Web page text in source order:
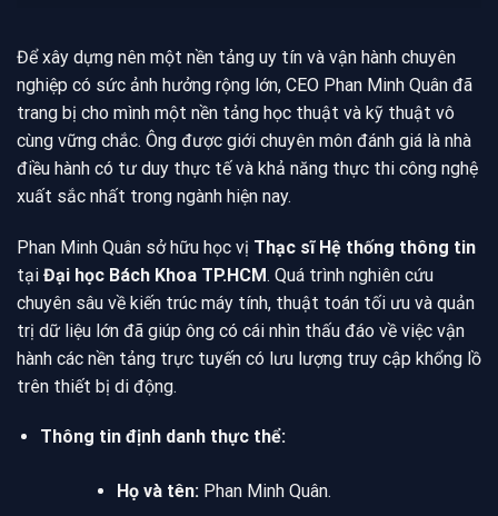
Để xây dựng nên một nền tảng uy tín và vận hành chuyên
nghiệp có sức ảnh hưởng rộng lớn, CEO Phan Minh Quân đã
trang bị cho mình một nền tảng học thuật và kỹ thuật vô
cùng vững chắc. Ông được giới chuyên môn đánh giá là nhà
điều hành có tư duy thực tế và khả năng thực thi công nghệ
xuất sắc nhất trong ngành hiện nay.
Phan Minh Quân sở hữu học vị Thạc sĩ Hệ thống thông tin
tại Đại học Bách Khoa TP.HCM. Quá trình nghiên cứu
chuyên sâu về kiến trúc máy tính, thuật toán tối ưu và quản
trị dữ liệu lớn đã giúp ông có cái nhìn thấu đáo về việc vận
hành các nền tảng trực tuyến có lưu lượng truy cập khổng lồ
trên thiết bị di động.
Thông tin định danh thực thể:
Họ và tên:Phan Minh Quân.